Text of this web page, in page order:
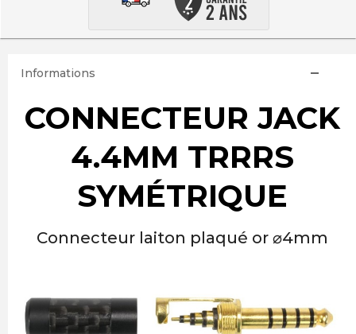
Informations
CONNECTEUR JACK
4.4MM TRRRS
SYMÉTRIQUE
Connecteur laiton plaqué or ⌀4mm